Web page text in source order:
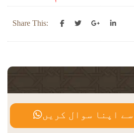
Share This:
سے اپنا سوال کریں